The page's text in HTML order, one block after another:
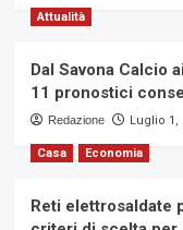
Attualità
Dal Savona Calcio
11 pronostici
Redazione Luglio 1,
Casa Economia
Reti elettrosaldate